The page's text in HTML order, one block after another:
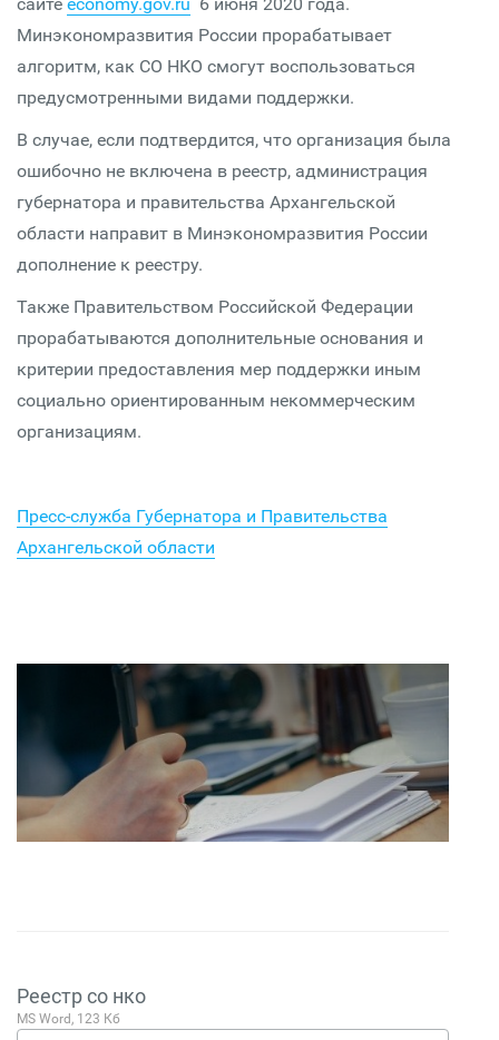
Минэкономразвития России прорабатывает
алгоритм, как СО НКО смогут воспользоваться
предусмотренными видами поддержки.
В случае, если подтвердится, что организация была
ошибочно не включена в реестр, администрация
губернатора и правительства Архангельской
области направит в Минэкономразвития России
дополнение к реестру.
Также Правительством Российской Федерации
прорабатываются дополнительные основания и
критерии предоставления мер поддержки иным
социально ориентированным некоммерческим
организациям.
Пресс-служба Губернатора и Правительства
Архангельской области
Реестр со нко
MS Word, 123 Кб